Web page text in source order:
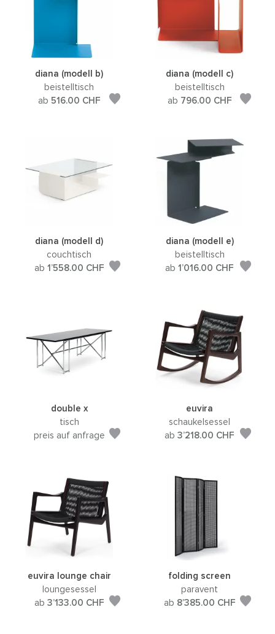
diana (modell b)
beistelltisch
ab 516.00 CHF
diana (modell c)
beistelltisch
ab 796.00 CHF
diana (modell d)
couchtisch
ab 1’558.00 CHF
diana (modell e)
beistelltisch
ab1’016.00 CHF
double x
tisch
preis auf anfrage
euvira
schaukelsessel
ab3’218.00 CHF
euvira lounge chair
loungesessel
ab 3’133.00 CHF
folding screen
paravent
ab 8’385.00 CHF